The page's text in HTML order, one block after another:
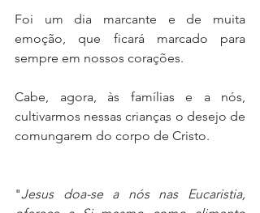
Foi um dia marcante e de muita
emoção, que ficará marcado para
sempre em nossos corações.
Cabe, agora, às famílias e a nós,
cultivarmos nessas crianças o desejo de
comungarem do corpo de Cristo.
"Jesus doa-se a nós nas Eucaristia,